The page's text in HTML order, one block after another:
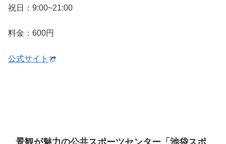
祝日：9:00~21:00
料金：600円
公式サイト
景観が魅力の公共スポーツセンター「池袋スポ